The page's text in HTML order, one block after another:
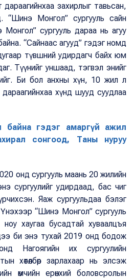
захирлыг тавьсан,
“Шинэ Монгол” сургууль сайн
сургууль дараа нь агуу
“Сайнаас агууд” гэдэг номд
түвшний удирдагч байх юм
Түүнийг уншаад, тэгвэл энийг
Би бол анхны хүн, 10 жил л
хүнд шууд суудлаа
байна гэдэг амаргүй ажил
сонгоод, Таны нуруу
онд сургууль маань 20 жилийн
сургуулийг удирдаад, бас чиг
Яаж сургуульдаа бэлэг
“Шинэ Монгол” сургууль
хаугаа бусадтай хуваалцъя
би энэ тухай 2019 онд бодож
Нагоягийн их сургуулийн
хөтөлбөр зарлахаар нь элсэж
өмчийн ерөнхий боловсролын